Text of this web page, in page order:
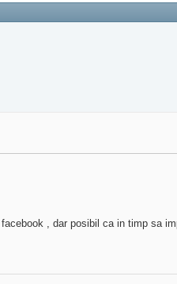
, dar posibil ca in timp sa